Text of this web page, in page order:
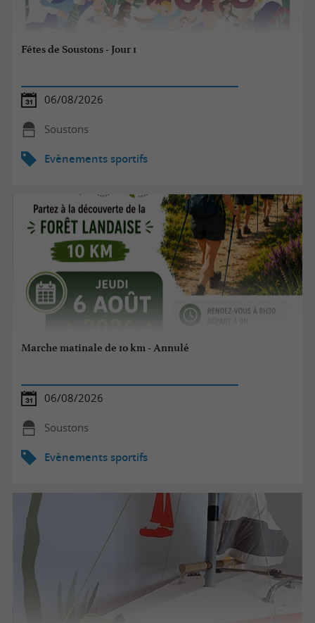
Fêtes de Soustons - Jour 1
06/08/2026
Soustons
Evènements sportifs
Marche matinale de 10 km - Annulé
06/08/2026
Soustons
Evènements sportifs